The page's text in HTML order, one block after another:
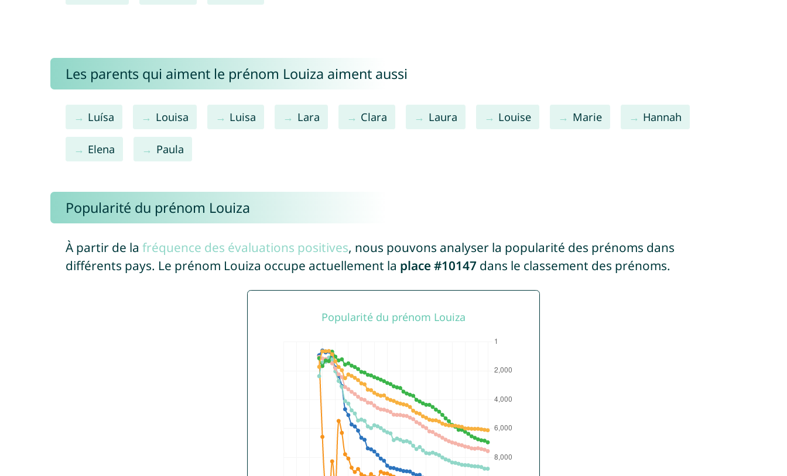
Les parents qui aiment le prénom Louiza aiment aussi
Luísa Louisa Luisa Lara Clara Laura Louise Marie Hannah
Elena Paula
Popularité du prénom Louiza
À partir de la fréquence des évaluations positives, nous pouvons analyser la popularité des prénoms dans
différents pays. Le prénom Louiza occupe actuellement la place #10147 dans le classement des prénoms.